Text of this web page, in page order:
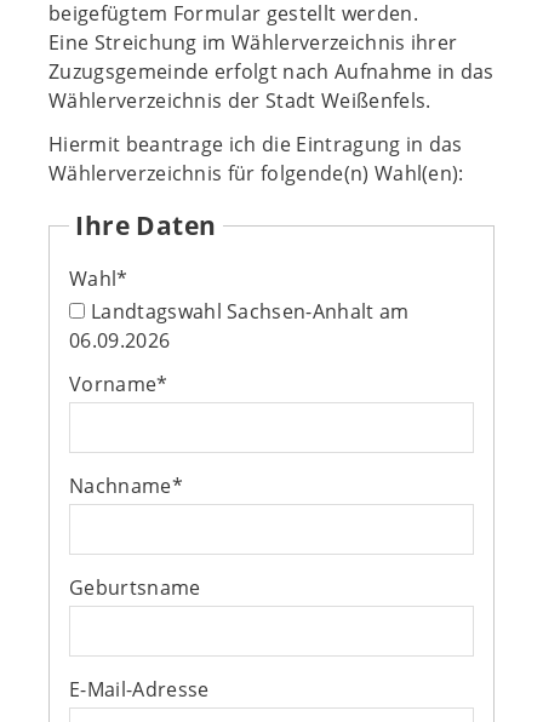
beigefügtem Formular gestellt werden.
Eine Streichung im Wählerverzeichnis ihrer
Zuzugsgemeinde erfolgt nach Aufnahme in das
Wählerverzeichnis der Stadt Weißenfels.
Hiermit beantrage ich die Eintragung in das
Wählerverzeichnis für folgende(n) Wahl(en):
Ihre Daten
Wahl*
Landtagswahl Sachsen-Anhalt am
06.09.2026
Vorname*
Nachname*
Geburtsname
E-Mail-Adresse